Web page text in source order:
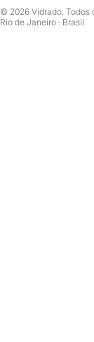
© 2026 Vidrado. Todos
Rio de Janeiro · Brasil